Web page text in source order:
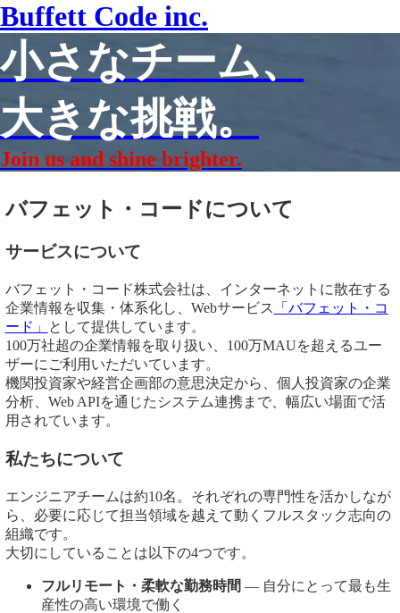
Buffett Code inc.
小さなチーム、
大きな挑戦。
Join us and shine brighter.
バフェット・コードについて
サービスについて
バフェット・コード株式会社は、インターネットに散在する
企業情報を収集・体系化し、Webサービス 「バフェット・コ
ード」
として提供しています。
100万社超の企業情報を取り扱い、100万MAUを超えるユー
ザーにご利用いただいています。
機関投資家や経営企画部の意思決定から、個人投資家の企業
分析、Web APIを通じたシステム連携まで、幅広い場面で活
用されています。
私たちについて
エンジニアチームは約10名。それぞれの専門性を活かしなが
ら、必要に応じて担当領域を越えて動くフルスタック志向の
組織です。
大切にしていることは以下の4つです。
フルリモート・柔軟な勤務時間 — 自分にとって最も生
産性の高い環境で働く